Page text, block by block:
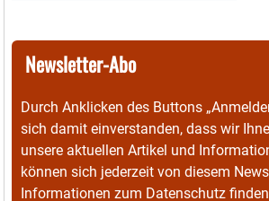
Newsletter-Abo
Durch Anklicken des Buttons
sich damit einverstanden, dass wir
unsere aktuellen Artikel und
können sich jederzeit von diesem
Informationen zum Datenschutz